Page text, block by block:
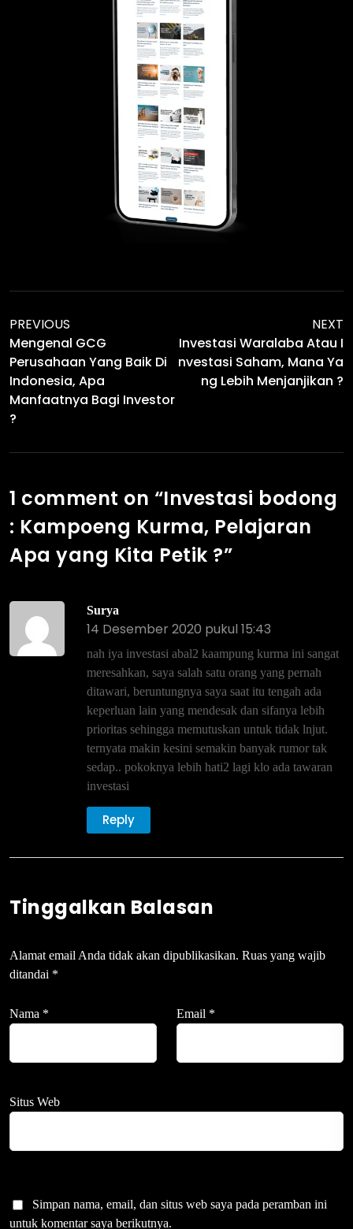
PREVIOUS
Mengenal GCG
Perusahaan Yang Baik Di
Indonesia, Apa
Manfaatnya Bagi Investor
?
NEXT
Investasi Waralaba Atau I
Nvestasi Saham, Mana Ya
Ng Lebih Menjanjikan ?
1 comment on “Investasi bodong
: Kampoeng Kurma, Pelajaran
Apa yang Kita Petik ?”
Surya
14 Desember 2020 pukul 15:43
nah iya investasi abal2 kaampung kurma ini sangat
meresahkan, saya salah satu orang yang pernah
ditawari, beruntungnya saya saat itu tengah ada
keperluan lain yang mendesak dan sifanya lebih
prioritas sehingga memutuskan untuk tidak lnjut.
ternyata makin kesini semakin banyak rumor tak
sedap.. pokoknya lebih hati2 lagi klo ada tawaran
investasi
Reply
Tinggalkan Balasan
Alamat email Anda tidak akan dipublikasikan. Ruas yang wajib
ditandai *
Nama * Email *
Situs Web
Simpan nama, email, dan situs web saya pada peramban ini
untuk komentar saya berikutnya.